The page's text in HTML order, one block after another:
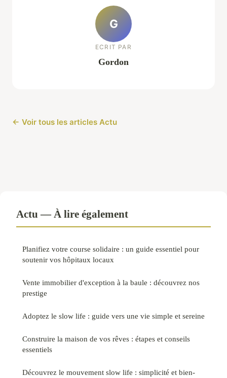
G
ECRIT PAR
Gordon
← Voir tous les articles Actu
Actu — À lire également
Planifiez votre course solidaire : un guide essentiel pour
soutenir vos hôpitaux locaux
Vente immobilier d'exception à la baule : découvrez nos
prestige
Adoptez le slow life : guide vers une vie simple et sereine
Construire la maison de vos rêves : étapes et conseils
essentiels
Découvrez le mouvement slow life : simplicité et bien-